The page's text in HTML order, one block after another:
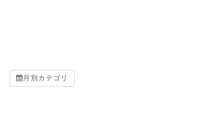
月別カテゴリ